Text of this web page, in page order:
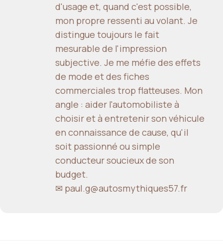
d'usage et, quand c'est possible,
mon propre ressenti au volant. Je
distingue toujours le fait
mesurable de l'impression
subjective. Je me méfie des effets
de mode et des fiches
commerciales trop flatteuses. Mon
angle : aider l'automobiliste à
choisir et à entretenir son véhicule
en connaissance de cause, qu'il
soit passionné ou simple
conducteur soucieux de son
budget.
✉ paul.g@autosmythiques57.fr